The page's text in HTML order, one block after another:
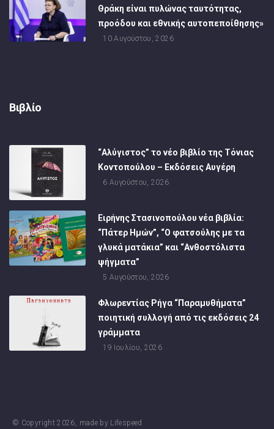
Θράκη είναι πυλώνας ταυτότητας,
προόδου και εθνικής αυτοπεποίθησης»
10 Αυγούστου, 2026
Βιβλίο
“Αλύγιστος” το νέο βιβλίο της Τόνιας
Κοντοπούλου – Εκδόσεις Αυγέρη
6 Αυγούστου, 2026
Ειρήνης Στασινοπούλου νέα βιβλία:
“Πάτερ Ημών”, “Ο φατσούλης με τα
γλυκά ματάκια” και “Ανθοστόλιστα
ψήγματα”
5 Αυγούστου, 2026
Φλωρεντίας Ρήγα “Παραμυθήματα”
ποιητική συλλογή από τις εκδόσεις 24
γράμματα
19 Ιουλίου, 2026
© Copyright2026, made by Lifespeed